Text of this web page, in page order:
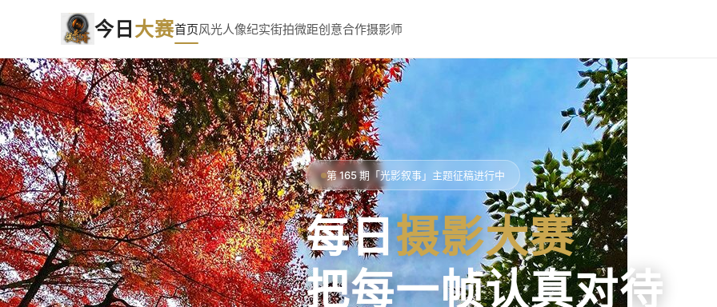
今日大赛首页风光人像纪实街拍微距创意合作摄影师
第 165 期「光影叙事」主题征稿进行中
每日摄影大赛
把每一帧认真对待